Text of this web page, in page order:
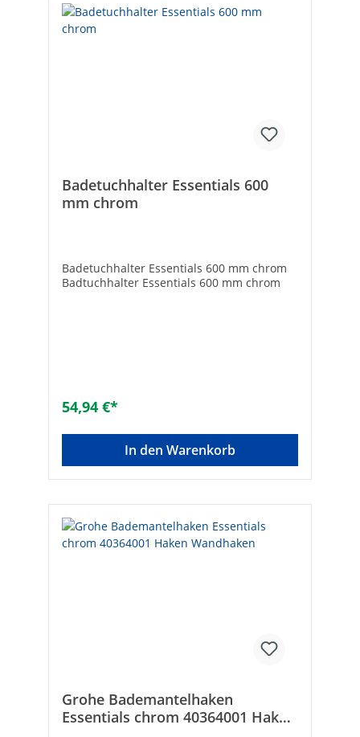
Badetuchhalter Essentials 600
mm chrom
Badetuchhalter Essentials 600 mm chrom
Badtuchhalter Essentials 600 mm chrom
54,94 €*
In den Warenkorb
Grohe Bademantelhaken
Essentials chrom 40364001 Haken